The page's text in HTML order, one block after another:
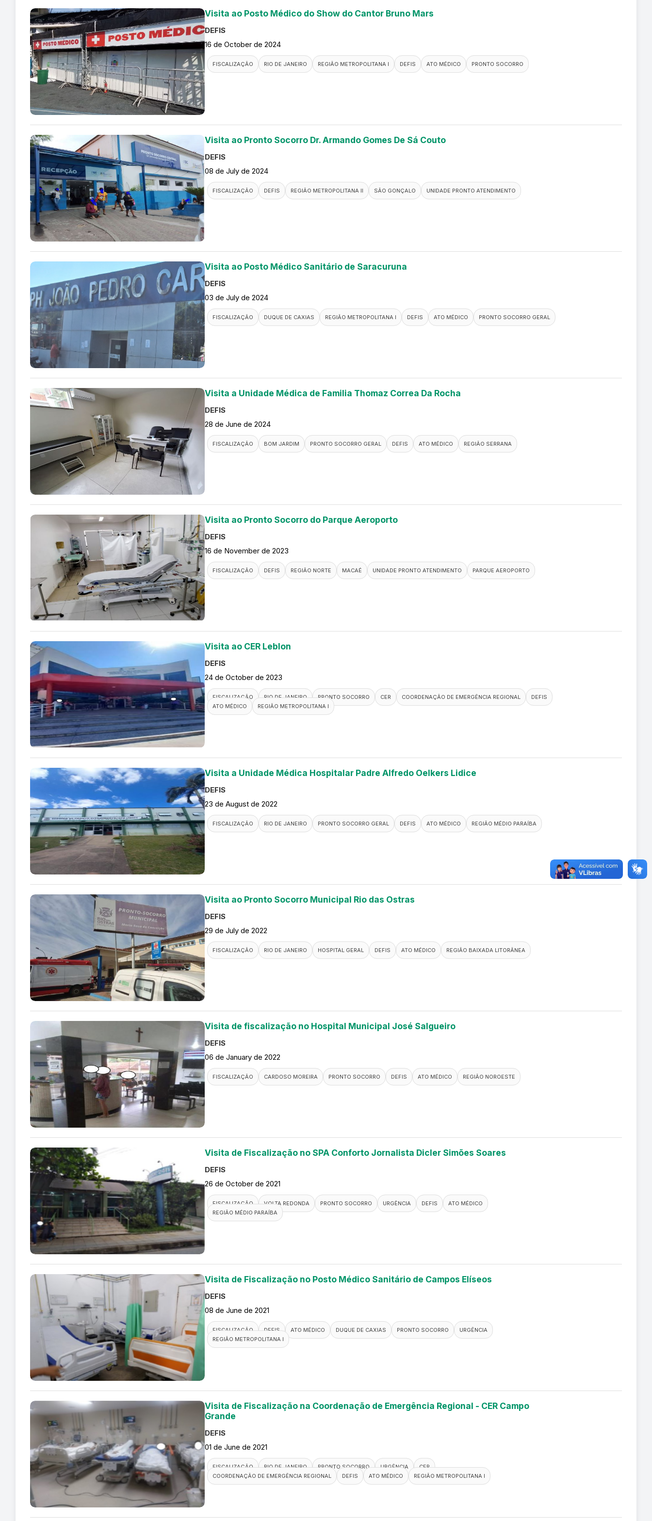
Visita ao Posto Médico do Show do Cantor Bruno Mars
DEFIS
16 de October de 2024
FISCALIZAÇÃO RIO DE JANEIRO REGIÃO METROPOLITANA I DEFIS ATO MÉDICO PRONTO SOCORRO
Visita ao Pronto Socorro Dr. Armando Gomes De Sá Couto
DEFIS
08 de July de 2024
FISCALIZAÇÃO DEFIS REGIÃO METROPOLITANA II SÃO GONÇALO UNIDADE PRONTO ATENDIMENTO
Visita ao Posto Médico Sanitário de Saracuruna
DEFIS
03 de July de 2024
FISCALIZAÇÃO DUQUE DE CAXIAS REGIÃO METROPOLITANA I DEFIS ATO MÉDICO PRONTO SOCORRO GERAL
Visita a Unidade Médica de Familia Thomaz Correa Da Rocha
DEFIS
28 de June de 2024
FISCALIZAÇÃO BOM JARDIM PRONTO SOCORRO GERAL DEFIS ATO MÉDICO REGIÃO SERRANA
Visita ao Pronto Socorro do Parque Aeroporto
DEFIS
16 de November de 2023
FISCALIZAÇÃO DEFIS REGIÃO NORTE MACAÉ UNIDADE PRONTO ATENDIMENTO PARQUE AEROPORTO
Visita ao CER Leblon
DEFIS
24 de October de 2023
FISCALIZAÇÃO RIO DE JANEIRO PRONTO SOCORRO CER COORDENAÇÃO DE EMERGÊNCIA REGIONAL
DEFIS
ATO MÉDICO
REGIÃO METROPOLITANA I
Visita a Unidade Médica Hospitalar Padre Alfredo Oelkers Lidice
DEFIS
23 de August de 2022
FISCALIZAÇÃO RIO DE JANEIRO PRONTO SOCORRO GERAL DEFIS ATO MÉDICO REGIÃO MÉDIO PARAÍBA
Visita ao Pronto Socorro Municipal Rio das Ostras
DEFIS
29 de July de 2022
FISCALIZAÇÃO RIO DE JANEIRO HOSPITAL GERAL DEFIS ATO MÉDICO REGIÃO BAIXADA LITORÂNEA
Visita de fiscalização no Hospital Municipal José Salgueiro
DEFIS
06 de January de 2022
FISCALIZAÇÃO CARDOSO MOREIRA PRONTO SOCORRO DEFIS ATO MÉDICO REGIÃO NOROESTE
Visita de Fiscalização no SPA Conforto Jornalista Dicler Simões Soares
DEFIS
26 de October de 2021
FISCALIZAÇÃO VOLTA REDONDA PRONTO SOCORRO URGÊNCIA DEFIS
ATO MÉDICO
REGIÃO MÉDIO PARAÍBA
Visita de Fiscalização no Posto Médico Sanitário de Campos Elíseos
DEFIS
08 de June de 2021
FISCALIZAÇÃO DEFIS ATO MÉDICO DUQUE DE CAXIAS PRONTO SOCORRO
URGÊNCIA
REGIÃO METROPOLITANA I
Visita de Fiscalização na Coordenação de Emergência Regional - CER Campo
Grande
DEFIS
01 de June de 2021
FISCALIZAÇÃO RIO DE JANEIRO PRONTO SOCORRO URGÊNCIA
CER
COORDENAÇÃO DE EMERGÊNCIA REGIONAL
DEFIS ATO MÉDICO REGIÃO METROPOLITANA I